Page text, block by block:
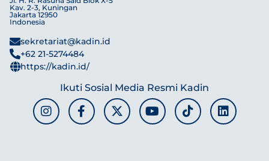
Kav. 2-3, Kuningan
Jakarta 12950
Indonesia
sekretariat@kadin.id
+62 21-5274484
https://kadin.id/
Ikuti Sosial Media Resmi Kadin